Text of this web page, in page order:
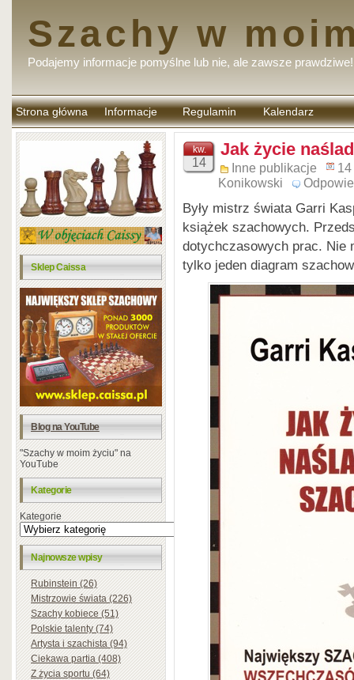
Szachy w
Podajemy informacje pomyślne lub nie, ale zawsze prawdziwe!
Strona główna Informacje Regulamin
komentarzy
Kalendarz
Sklep Caissa
Blog na YouTube
"Szachy w moim życiu" na
YouTube
Kategorie
Kategorie
Najnowsze wpisy
Rubinstein (26)
Mistrzowie świata (226)
Szachy kobiece (51)
Polskie talenty (74)
Artysta i szachista (94)
Ciekawa partia (408)
Z życia sportu (64)
kw.
14
Jak życie
Inne publikacje
Konikowski
Były mistrz świata Garri
książek szachowych.
dotychczasowych prac. Nie
tylko jeden diagram